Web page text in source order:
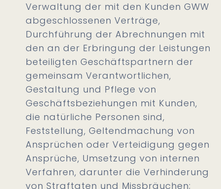
Verwaltung der mit den Kunden GWW
abgeschlossenen Verträge,
Durchführung der Abrechnungen mit
den an der Erbringung der Leistungen
beteiligten Geschäftspartnern der
gemeinsam Verantwortlichen,
Gestaltung und Pflege von
Geschäftsbeziehungen mit Kunden,
die natürliche Personen sind,
Feststellung, Geltendmachung von
Ansprüchen oder Verteidigung gegen
Ansprüche, Umsetzung von internen
Verfahren, darunter die Verhinderung
von Straftaten und Missbräuchen;